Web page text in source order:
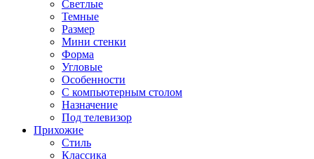
Светлые
Темные
Размер
Мини стенки
Форма
Угловые
Особенности
С компьютерным столом
Назначение
Под телевизор
Прихожие
Стиль
Классика